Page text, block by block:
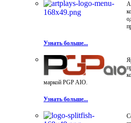
Узнать больше...
маркой PGP AIO.
Узнать больше...